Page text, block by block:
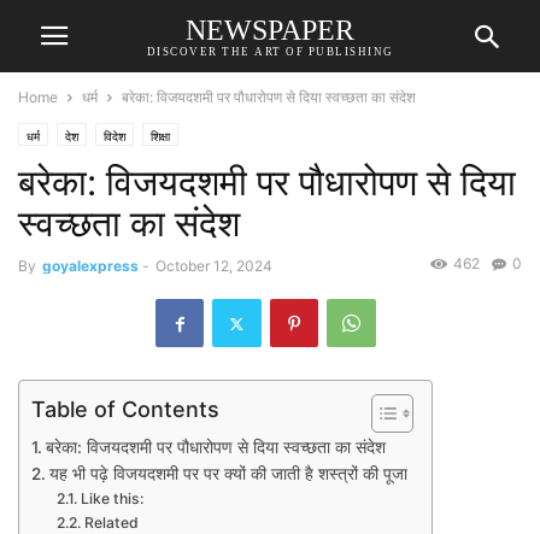
NEWSPAPER
DISCOVER THE ART OF PUBLISHING
Home धर्म बरेका: विजयदशमी पर पौधारोपण से दिया स्वच्छता का संदेश
धर्म देश विदेश शिक्षा
बरेका: विजयदशमी पर पौधारोपण से दिया
स्वच्छता का संदेश
By goyalexpress - October 12, 2024 0
462
Table of Contents
बरेका: विजयदशमी पर पौधारोपण से दिया स्वच्छता का संदेश
यह भी पढ़े विजयदशमी पर पर क्यों की जाती है शस्त्रों की पूजा
Like this:
Related